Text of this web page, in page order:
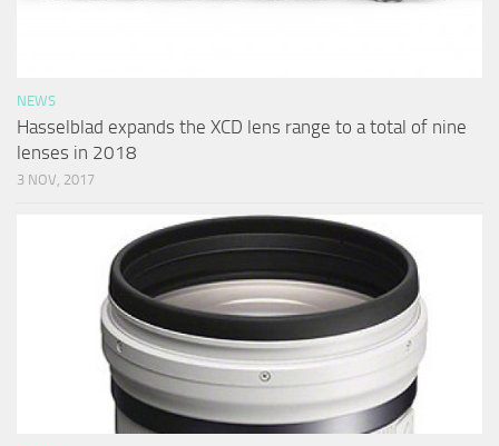
NEWS
Hasselblad expands the XCD lens range to a total of nine
lenses in 2018
3 NOV, 2017